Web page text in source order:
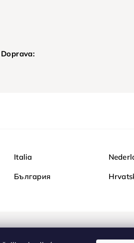
Doprava:
Italia
България